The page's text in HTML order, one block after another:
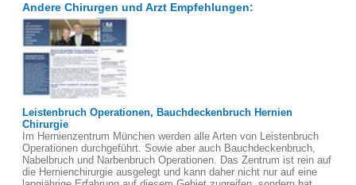
Andere Chirurgen und Arzt Empfehlungen:
Leistenbruch Operationen, Bauchdeckenbruch Hernien
Chirurgie
Im Hernienzentrum München werden alle Arten von Leistenbruch
Operationen durchgeführt. Sowie aber auch Bauchdeckenbruch,
Nabelbruch und Narbenbruch Operationen. Das Zentrum ist rein auf
die Hernienchirurgie ausgelegt und kann daher nicht nur auf eine